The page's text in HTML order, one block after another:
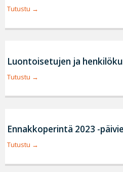
Tutustu
Luontoisetujen ja
Tutustu
Ennakkoperintä 2023 -
Tutustu